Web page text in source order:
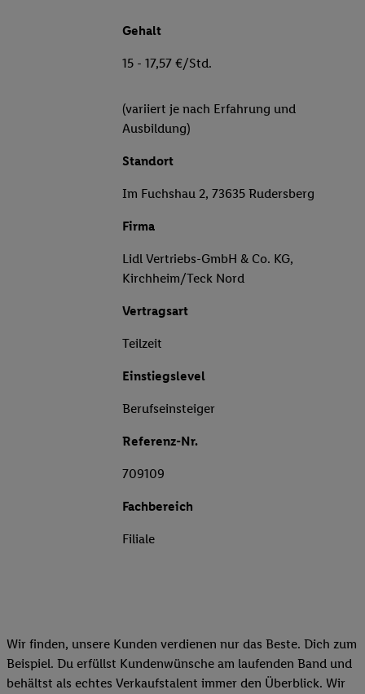
Gehalt
15 - 17,57 €/Std.
(variiert je nach Erfahrung und
Ausbildung)
Standort
Im Fuchshau 2, 73635 Rudersberg
Firma
Lidl Vertriebs-GmbH & Co. KG,
Kirchheim/Teck Nord
Vertragsart
Teilzeit
Einstiegslevel
Berufseinsteiger
Referenz-Nr.
709109
Fachbereich
Filiale
Wir finden, unsere Kunden verdienen nur das Beste. Dich zum
Beispiel. Du erfüllst Kundenwünsche am laufenden Band und
behältst als echtes Verkaufstalent immer den Überblick. Wir